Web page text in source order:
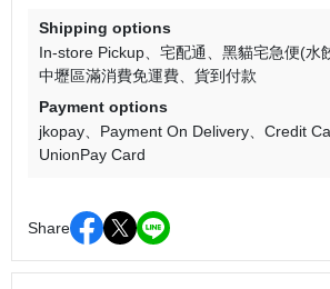
Shipping options
In-store Pickup
宅配通
黑貓宅急便(水
中壢區滿消費免運費
貨到付款
Payment options
jkopay
Payment On Delivery
Credit
UnionPay Card
Share